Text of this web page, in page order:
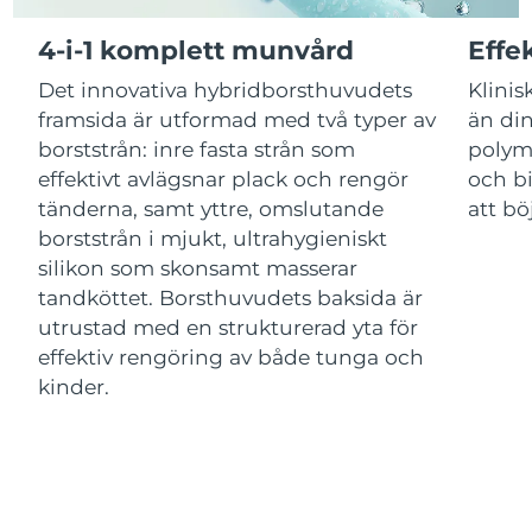
4-i-1 komplett munvård
Det innovativa hybridborsthuvudets
framsida är utformad med två typer av
borststrån: inre fasta strån som
effektivt avlägsnar plack och rengör
tänderna, samt yttre, omslutande
borststrån i mjukt, ultrahygieniskt
silikon som skonsamt masserar
tandköttet. Borsthuvudets baksida är
utrustad med en strukturerad yta för
effektiv rengöring av både tunga och
kinder.
än
och
att
Kuwait
Förväntad leverans
09/08/2026
Lettland
Förväntad leverans
09/08/2026
Libanon Förväntad leverans
Litauen
Förväntad leverans
09/08/2026
Luxemburg
Förväntad leverans
09/08/2026